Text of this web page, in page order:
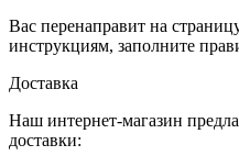
Вас перенаправит на
инструкциям, заполните
Доставка
Наш интернет-магазин
доставки: